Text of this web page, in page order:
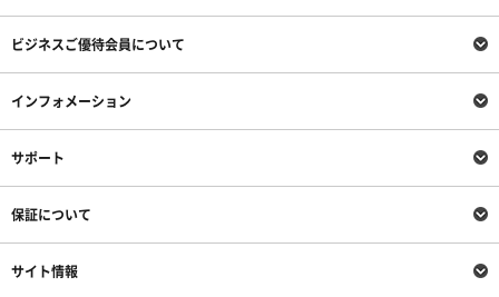
ビジネスご優待会員について
インフォメーション
サポート
保証について
サイト情報